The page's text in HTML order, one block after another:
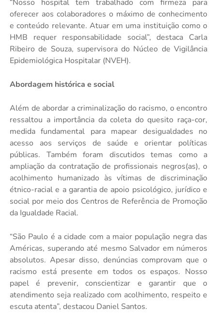
“Nosso hospital tem trabalhado com firmeza para
oferecer aos colaboradores o máximo de conhecimento
e conteúdo relevante. Atuar em uma instituição como o
HMB requer responsabilidade social”, destaca Carla
Ribeiro de Souza, supervisora do Núcleo de Vigilância
Epidemiológica Hospitalar (NVEH).
Abordagem histórica e social
Além de abordar a criminalização do racismo, o encontro
ressaltou a importância da coleta do quesito raça-cor,
medida fundamental para mapear desigualdades no
acesso aos serviços de saúde e orientar políticas
públicas. Também foram discutidos temas como a
ampliação da contratação de profissionais negros(as), o
acolhimento humanizado às vítimas de discriminação
étnico-racial e a garantia de apoio psicológico, jurídico e
social por meio dos Centros de Referência de Promoção
da Igualdade Racial.
“São Paulo é a cidade com a maior população negra das
Américas, superando até mesmo Salvador em números
absolutos. Apesar disso, denúncias comprovam que o
racismo está presente em todos os espaços. Nosso
papel é prevenir, conscientizar e garantir que o
atendimento seja realizado com acolhimento, respeito e
escuta atenta”, destacou Daniel Santos.